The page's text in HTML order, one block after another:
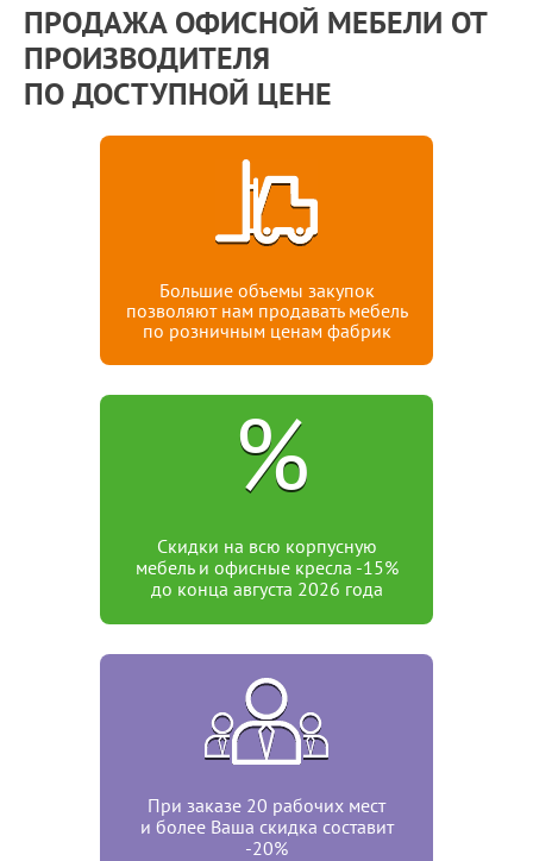
ПРОДАЖА ОФИСНОЙ МЕБЕЛИ ОТ
ПРОИЗВОДИТЕЛЯ
ПО ДОСТУПНОЙ ЦЕНЕ
Большие объемы закупок
позволяют нам продавать мебель
по розничным ценам фабрик
%
Скидки на всю корпусную
мебель и офисные кресла -15%
до конца августа 2026 года
При заказе 20 рабочих мест
и более Ваша скидка составит
-20%